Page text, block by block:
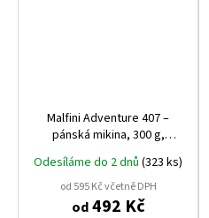
Malfini Adventure 407 –
pánská mikina, 300 g,
bestseller mezi pánskými
mikinami Malfini
Odesíláme do 2 dnů (323 ks)
od 595 Kč včetně DPH
od492 Kč